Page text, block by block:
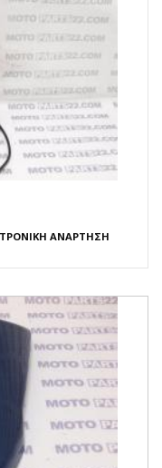
ΑΝΑΡΤΗΣΗ